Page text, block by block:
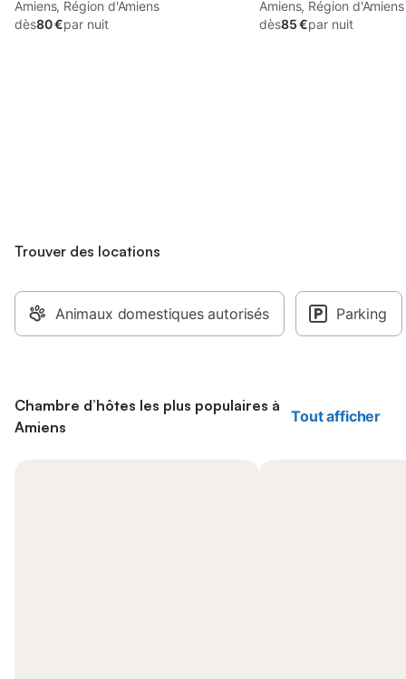
Amiens, Région d'Amiens
dès80 €par nuit
Amiens, Région d'Amiens
dès85 €par nuit
Trouver des locations
Animaux domestiques autorisés Parking
Chambre d’hôtes les plus populaires à
Amiens
Tout afficher